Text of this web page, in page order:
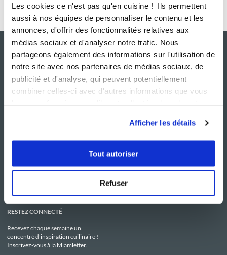
Les cookies ce n'est pas qu'en cuisine ! Ils permettent
aussi à nos équipes de personnaliser le contenu et les
annonces, d'offrir des fonctionnalités relatives aux
médias sociaux et d'analyser notre trafic. Nous
partageons également des informations sur l'utilisation de
notre site avec nos partenaires de médias sociaux, de
publicité et d'analyse, qui peuvent potentiellement
combiner celles-ci avec d'autres informations que vous
Afficher les détails
Tout autoriser
Refuser
Le Mag'
Boutique
C.G.U
Politique de confidentialité
Utilisation des Cookies
RESTEZ CONNECTÉ
Recevez chaque semaine un
concentré d'inspiration cuilinaire !
Inscrivez-vous à la Miamletter.